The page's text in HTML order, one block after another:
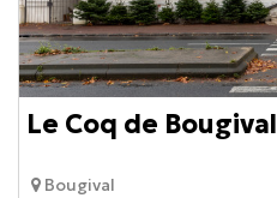
Le Coq de Bougival
Bougival